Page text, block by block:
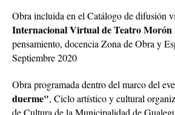
Obra incluida en el Catálogo de difusión
Internacional Virtual de Teatro Morón
pensamiento, docencia Zona de Obra y
Septiembre 2020
Obra programada dentro del marco del
duerme", Ciclo artístico y cultural
de Cultura de la Municipalidad de